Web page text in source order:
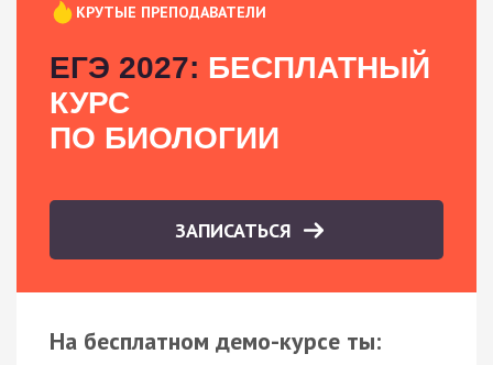
КРУТЫЕ ПРЕПОДАВАТЕЛИ
ЕГЭ 2027: БЕСПЛАТНЫЙ
КУРС
ПО БИОЛОГИИ
ЗАПИСАТЬСЯ
На бесплатном демо-курсе ты: